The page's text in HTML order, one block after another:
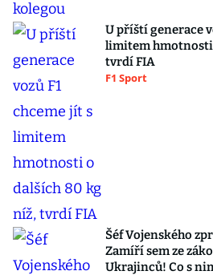
U příští generace
limitem hmotnosti
tvrdí FIA
F1 Sport
Šéf Vojenského
Zamíří sem ze
Ukrajinců! Co s